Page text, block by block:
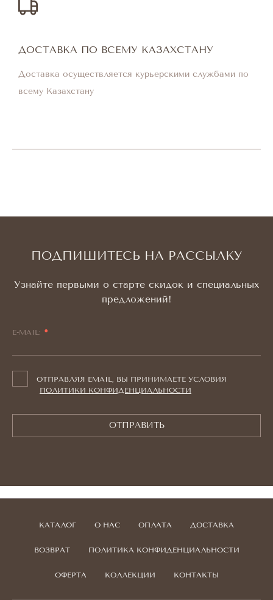
ДОСТАВКА ПО ВСЕМУ КАЗАХСТАНУ
Доставка осуществляется курьерскими службами по
всему Казахстану
ПОДПИШИТЕСЬ НА РАССЫЛКУ
Узнайте первыми о старте скидок и специальных
предложений!
E-MAIL:
ОТПРАВЛЯЯ EMAIL, ВЫ ПРИНИМАЕТЕ УСЛОВИЯ
ПОЛИТИКИ КОНФИДЕНЦИАЛЬНОСТИ
ОТПРАВИТЬ
КАТАЛОГ О НАС ОПЛАТА ДОСТАВКА
ВОЗВРАТ ПОЛИТИКА КОНФИДЕНЦИАЛЬНОСТИ
ОФЕРТА КОЛЛЕКЦИИ КОНТАКТЫ